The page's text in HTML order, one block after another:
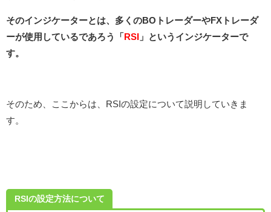
そのインジケーターとは、多くのBOトレーダーやFXトレーダ
ーが使用しているであろう「 RSI 」というインジケーターで
す。
そのため、ここからは、RSIの設定について説明していきま
す。
RSIの設定方法について